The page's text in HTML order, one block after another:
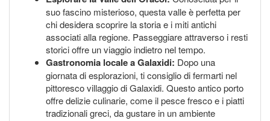
suo fascino misterioso, questa valle è perfetta per
chi desidera scoprire la storia e i miti antichi
associati alla regione. Passeggiare attraverso i resti
storici offre un viaggio indietro nel tempo.
Gastronomia locale a Galaxidi: Dopo una
giornata di esplorazioni, ti consiglio di fermarti nel
pittoresco villaggio di Galaxidi. Questo antico porto
offre delizie culinarie, come il pesce fresco e i piatti
tradizionali greci, da gustare in un ambiente